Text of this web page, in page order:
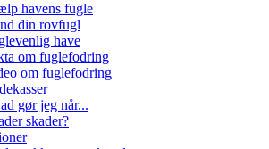
havens fugle
din rovfugl
have
om fuglefodring
om fuglefodring
gør jeg når...
skader?